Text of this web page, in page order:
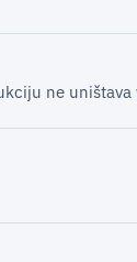
ne uništava